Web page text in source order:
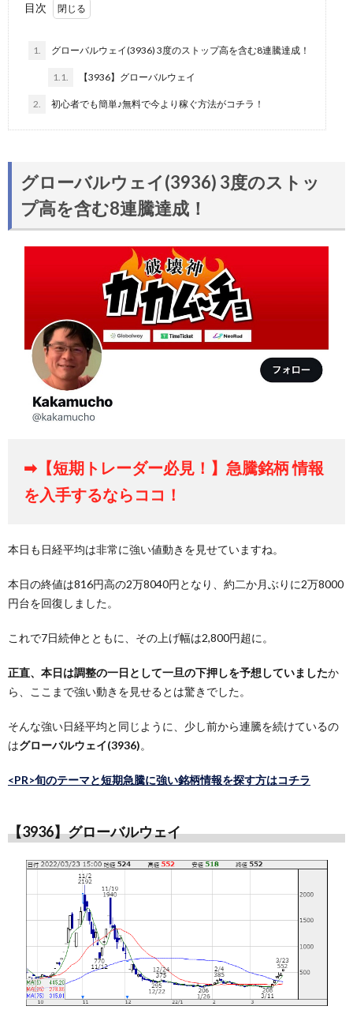
目次
1. グローバルウェイ(3936) 3度のストップ高を含む8連騰達成！
1.1. 【3936】グローバルウェイ
2. 初心者でも簡単♪無料で今より稼ぐ方法がコチラ！
グローバルウェイ(3936) 3度のストッ
プ高を含む8連騰達成！
➡【短期トレーダー必見！】急騰銘柄 情報
を入手するならココ！
本日も日経平均は非常に強い値動きを見せていますね。
本日の終値は816円高の2万8040円となり、約二か月ぶりに2万8000
円台を回復しました。
これで7日続伸とともに、その上げ幅は2,800円超に。
正直、本日は調整の一日として一旦の下押しを予想していましたか
ら、ここまで強い動きを見せるとは驚きでした。
そんな強い日経平均と同じように、少し前から連騰を続けているの
はグローバルウェイ(3936)。
<PR>旬のテーマと短期急騰に強い銘柄情報を探す方はコチラ
【3936】グローバルウェイ